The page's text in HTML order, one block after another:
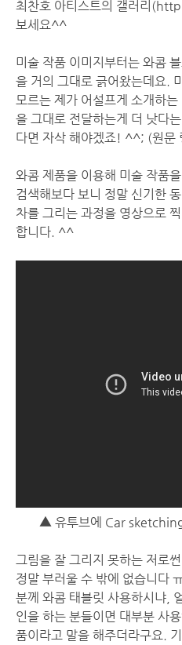
최찬호 아티스트의 갤러리(
보세요^^
미술 작품 이미지부터는 와콤
을 거의 그대로 긁어왔는데요.
모르는 제가 어설프게 소개하
을 그대로 전달하는게 더 낫다
다면 자삭 해야겠죠! ^^; (원문
와콤 제품을 이용해 미술 작품
검색해보다 보니 정말 신기한
차를 그리는 과정을 영상으로
합니다. ^^
▲ 유투브에 Car
그림을 잘 그리지 못하는 저로
정말 부러울 수 밖에 없습니다
분께 와콤 태블릿 사용하시냐,
인을 하는 분들이면 대부분 사
품이라고 말을 해주더라구요.